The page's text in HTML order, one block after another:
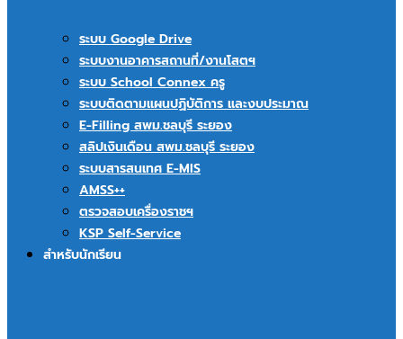
ระบบ Google Drive
ระบบงานอาคารสถานที่/งานโสตฯ
ระบบ School Connex ครู
ระบบติดตามแผนปฏิบัติการ และงบประมาณ
E-Filling สพม.ชลบุรี ระยอง
สลิปเงินเดือน สพม.ชลบุรี ระยอง
ระบบสารสนเทศ E-MIS
AMSS++
ตรวจสอบเครื่องราชฯ
KSP Self-Service
สำหรับนักเรียน